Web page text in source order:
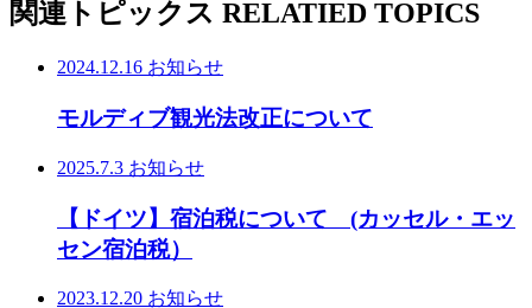
関連トピックス RELATIED TOPICS
2024.12.16 お知らせ
モルディブ観光法改正について
2025.7.3 お知らせ
【ドイツ】宿泊税について (カッセル・エッ
セン宿泊税）
2023.12.20 お知らせ